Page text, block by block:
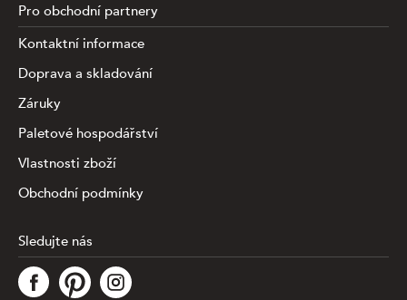
Tato stránka využívá soubory cookies ke shromažďování a
analýze informací o výkonu a používání webu, zajištění
Pro obchodní partnery
Kontaktní informace
Doprava a skladování
Záruky
Paletové hospodářství
Vlastnosti zboží
Obchodní podmínky
Sledujte nás